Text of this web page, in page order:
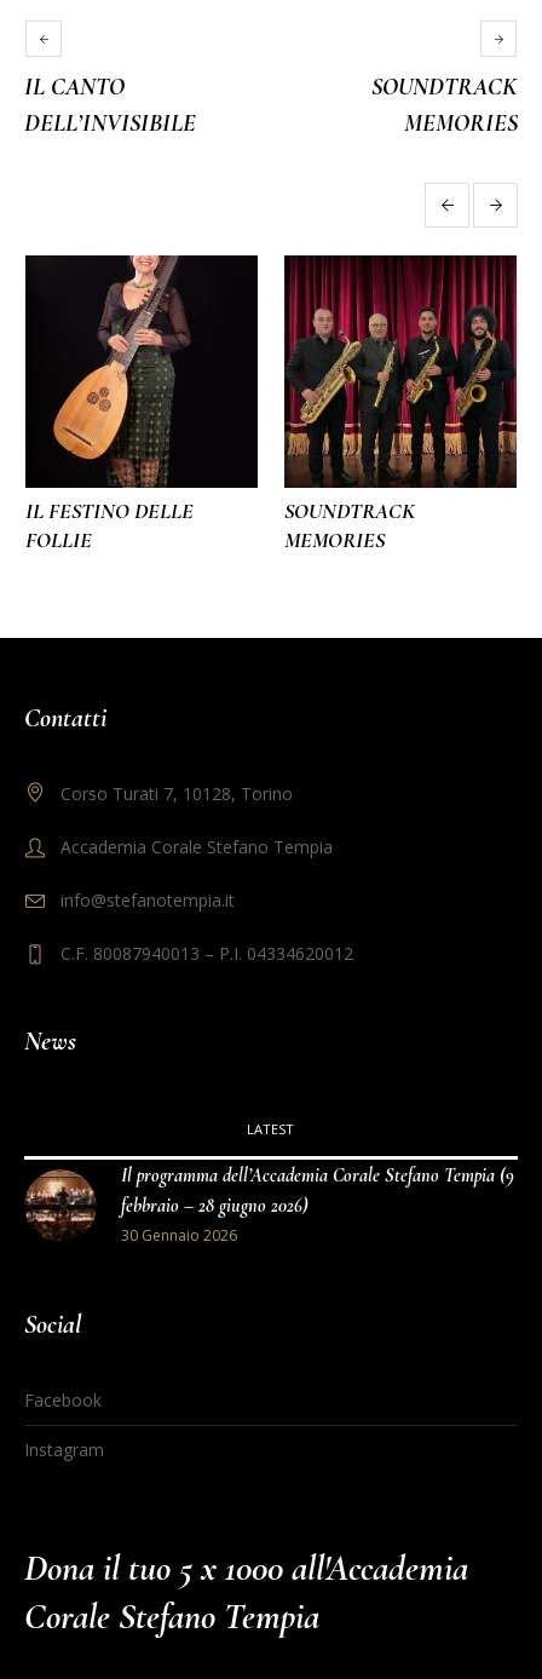
IL CANTO
DELL’INVISIBILE
SOUNDTRACK
MEMORIES
More projects
IL FESTINO DELLE
FOLLIE
SOUNDTRACK
MEMORIES
Contatti
Corso Turati 7, 10128, Torino
Accademia Corale Stefano Tempia
info@stefanotempia.it
C.F. 80087940013 – P.I. 04334620012
News
LATEST
Il programma dell’Accademia Corale Stefano Tempia (9
febbraio – 28 giugno 2026)
30 Gennaio 2026
Social
Facebook
Instagram
Dona il tuo 5 x 1000 all'Accademia
Corale Stefano Tempia